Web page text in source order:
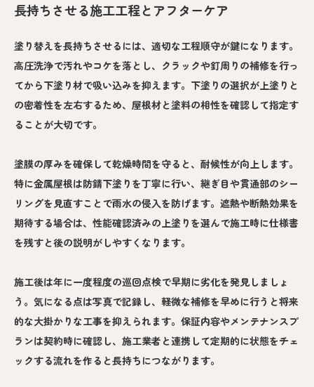
長持ちさせる施工工程とアフターケア
塗り替えを長持ちさせるには、適切な工程順守が鍵になります。
高圧洗浄で汚れやコケを落とし、クラックや釘周りの補修を行っ
てから下塗り材で吸い込みを抑えます。下塗りの選択が上塗りと
の密着性を左右するため、屋根材と塗料の相性を確認して指定す
ることが大切です。
塗膜の厚みを確保して乾燥時間を守ると、耐候性が向上します。
特に金属屋根は防錆下塗りを丁寧に行い、継ぎ目や貫通部のシー
リングを見直すことで雨水の侵入を防げます。遮熱や断熱効果を
期待する場合は、性能確認済みの上塗りを選んで施工時に仕様書
を残すと後の説明がしやすくなります。
施工後は年に一度程度の巡回点検で早期に劣化を発見しましょ
う。気になる点は写真で記録し、軽微な補修を早めに行うと将来
的な大掛かりな工事を抑えられます。保証内容やメンテナンスプ
ランは契約時に確認し、施工業者と連携して定期的に状態をチェ
ックする流れを作ると長持ちにつながります。